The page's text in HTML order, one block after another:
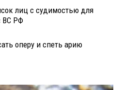
лиц с судимостью для
ВС РФ
оперу и спеть арию